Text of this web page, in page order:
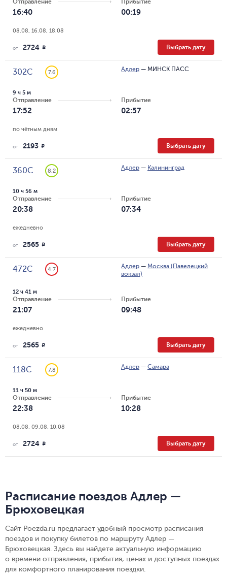
Отправление
16:40
Прибытие
00:19
08.08, 16.08, 18.08
от 2724 R Выбрать дату
302С 7.6 Адлер — МИНСК ПАСС
Отправление
17:52
9 ч 5 м
Прибытие
02:57
по чётным дням
от 2193 R Выбрать дату
360С 8.2 Адлер — Калининград
Отправление
20:38
10 ч 56 м
Прибытие
07:34
ежедневно
от 2565 R Выбрать дату
472С 4.7 Адлер — Москва (Павелецкий
вокзал)
Отправление
21:07
12 ч 41 м
Прибытие
09:48
ежедневно
от 2565 R Выбрать дату
118С 7.8 Адлер — Самара
Отправление
22:38
11 ч 50 м
Прибытие
10:28
08.08, 09.08, 10.08
от 2724 R Выбрать дату
Расписание поездов Адлер —
Брюховецкая
Сайт Poezda.ru предлагает удобный просмотр расписания
поездов и покупку билетов по маршруту Адлер —
Брюховецкая. Здесь вы найдете актуальную информацию
о времени отправления, прибытия, ценах и доступных поездах
для комфортного планирования поездки.